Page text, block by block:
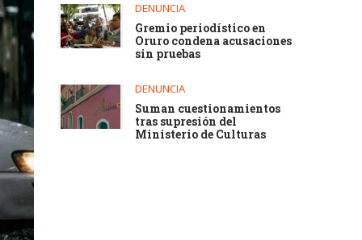
DENUNCIA
Gremio periodístico en
Oruro condena acusaciones
sin pruebas
DENUNCIA
Suman cuestionamientos
tras supresión del
Ministerio de Culturas